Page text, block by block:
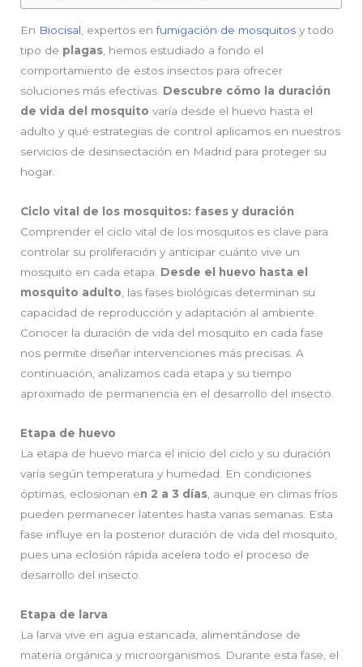
En Biocisal , expertos enfumigación de mosquitos y todo
tipo de plagas , hemos estudiado a fondo el
comportamiento de estos insectos para ofrecer
soluciones más efectivas. Descubre cómo la duración
de vida del mosquito varía desde el huevo hasta el
adulto y qué estrategias de control aplicamos en nuestros
servicios de desinsectación en Madrid para proteger su
hogar.
Ciclo vital de los mosquitos: fases y duración
Comprender el ciclo vital de los mosquitos es clave para
controlar su proliferación y anticipar cuánto vive un
mosquito en cada etapa. Desde el huevo hasta el
mosquito adulto , las fases biológicas determinan su
capacidad de reproducción y adaptación al ambiente.
Conocer la duración de vida del mosquito en cada fase
nos permite diseñar intervenciones más precisas. A
continuación, analizamos cada etapa y su tiempo
aproximado de permanencia en el desarrollo del insecto.
Etapa de huevo
La etapa de huevo marca el inicio del ciclo y su duración
varía según temperatura y humedad. En condiciones
óptimas, eclosionan en 2 a 3 días , aunque en climas fríos
pueden permanecer latentes hasta varias semanas. Esta
fase influye en la posterior duración de vida del mosquito,
pues una eclosión rápida acelera todo el proceso de
desarrollo del insecto.
Etapa de larva
La larva vive en agua estancada, alimentándose de
materia orgánica y microorganismos. Durante esta fase, el